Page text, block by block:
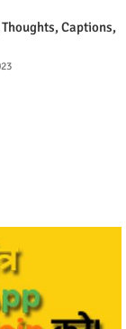
Captions,